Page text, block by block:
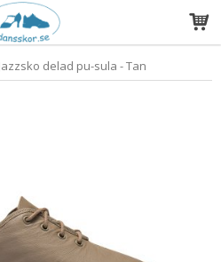
tillagd i varukorgen
Jazzsko delad pu-sula - Tan